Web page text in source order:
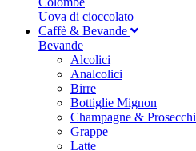
Uova di cioccolato
Caffè & Bevande
Bevande
Alcolici
Analcolici
Birre
Bottiglie Mignon
Champagne & Prosecchi
Grappe
Latte